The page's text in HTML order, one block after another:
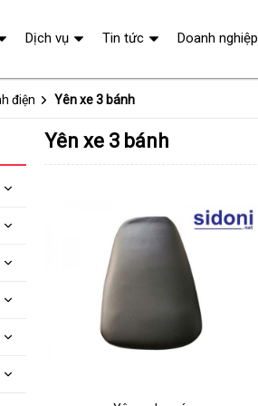
điện Yên xe 3 bánh
Yên xe 3 bánh
Dịch vụ Tin tức Doanh nghiệp